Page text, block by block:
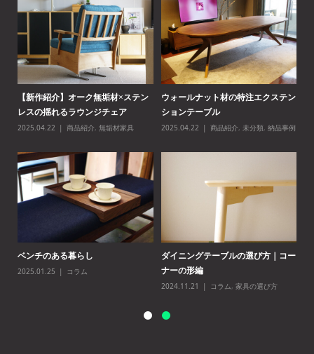
【紹介されました】i-plainさんの
「心地よい暮らしのイン...
2025.10.28
ブログ
後悔しないダイニングテーブルの選
び方完全ガイド
2025.05.26
コラム,家具の選び方
新商品｜TANALISTに「ワードロー
ブ」が登場しました。
ウォールナット無垢材のオーダーシ
ョーケース
2025.05.19
無垢材家具,納品事例